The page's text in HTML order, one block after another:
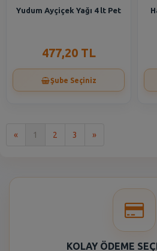
Yudum Ayçiçek Yağı 4 lt Pet
477,20 TL
Şube Seçiniz
« 1 2 3 »Son
KOLAY ÖDEME